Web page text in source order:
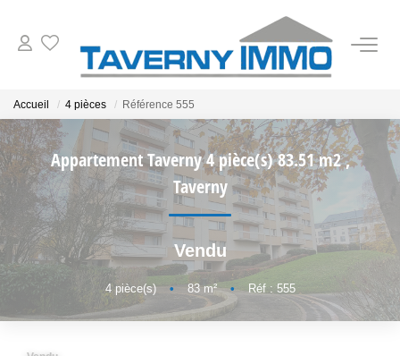
ESTIMATION
OUTILS
NOTRE AGENCE
CONTACT
Accueil 4 pièces Référence 555
Appartement Taverny 4 pièce(s) 83.51 m2,
Taverny
Vendu
4pièce(s) • 83m² • Réf : 555